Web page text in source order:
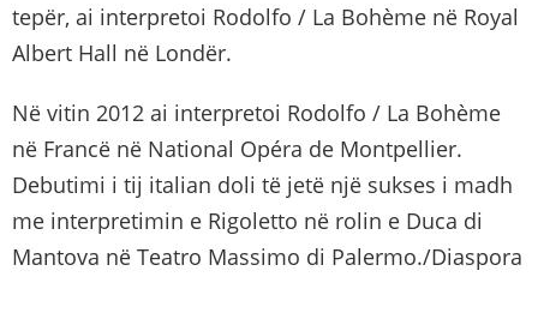
tepër, ai interpretoi Rodolfo / La Bohème në Royal
Albert Hall në Londër.
Në vitin 2012 ai interpretoi Rodolfo / La Bohème
në Francë në National Opéra de Montpellier.
Debutimi i tij italian doli të jetë një sukses i madh
me interpretimin e Rigoletto në rolin e Duca di
Mantova në Teatro Massimo di Palermo./Diaspora